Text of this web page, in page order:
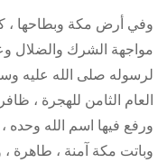
وفي أرض مكة وبطاحها ،
مواجهة الشرك والضلال
لرسوله صلى الله عليه
العام الثامن للهجرة ،
ورفع فيها اسم الله
وباتت مكة آمنة ، طاهرة ،